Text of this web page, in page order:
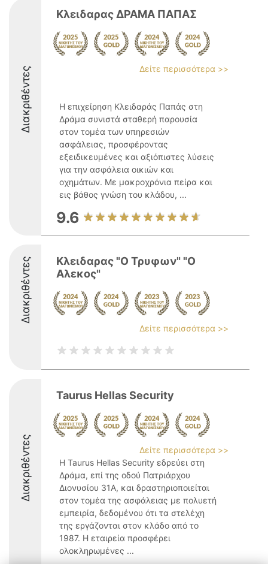
Διακριθέντες
Κλειδαρας ΔΡΑΜΑ ΠΑΠΑΣ
Δείτε περισσότερα >>
Η επιχείρηση Κλειδαράς Παπάς στη
Δράμα συνιστά σταθερή παρουσία
στον τομέα των υπηρεσιών
ασφάλειας, προσφέροντας
εξειδικευμένες και αξιόπιστες λύσεις
για την ασφάλεια οικιών και
οχημάτων. Με μακροχρόνια πείρα και
εις βάθος γνώση του κλάδου, ...
9.6
Διακριθέντες
Κλειδαρας "Ο Τρυφων" "Ο
Αλεκος"
Δείτε περισσότερα >>
Διακριθέντες
Taurus Hellas Security
Δείτε περισσότερα >>
Η Taurus Hellas Security εδρεύει στη
Δράμα, επί της οδού Πατριάρχου
Διονυσίου 31Α, και δραστηριοποιείται
στον τομέα της ασφάλειας με πολυετή
εμπειρία, δεδομένου ότι τα στελέχη
της εργάζονται στον κλάδο από το
1987. Η εταιρεία προσφέρει
ολοκληρωμένες ...